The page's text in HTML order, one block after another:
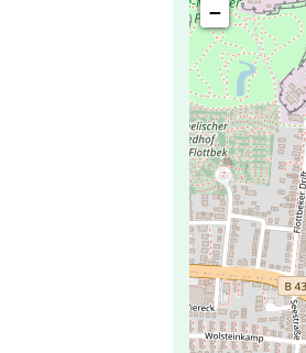
−